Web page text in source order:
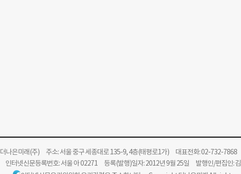
더나은미래(주)주소: 서울 중구 세종대로 135-9, 4층(태평로1가) 대표전화: 02-732-
인터넷신문등록번호: 서울 아 02271 등록(발행)일자: 2012년 9월 25일 발행인/편집인: